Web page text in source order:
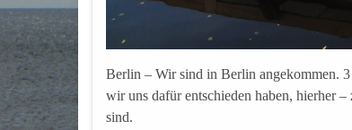
Berlin – Wir sind in Berlin angekommen.
wir uns dafür entschieden haben, hierher
sind.